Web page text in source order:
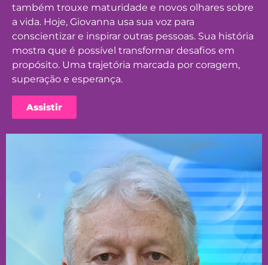
também trouxe maturidade e novos olhares sobre
a vida. Hoje, Giovanna usa sua voz para
conscientizar e inspirar outras pessoas. Sua história
mostra que é possível transformar desafios em
propósito. Uma trajetória marcada por coragem,
superação e esperança.
Assistir